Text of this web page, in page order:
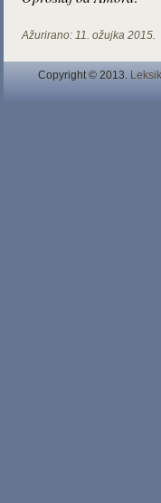
Ažurirano: 11. ožujka 2015.
Copyright © 2013.